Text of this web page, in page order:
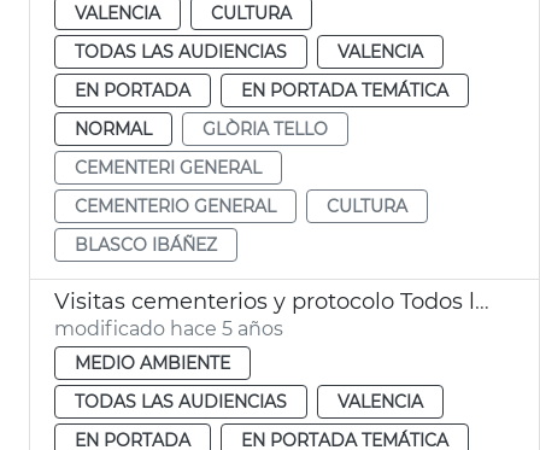
VALENCIA
CULTURA
TODAS LAS AUDIENCIAS
VALENCIA
EN PORTADA
EN PORTADA TEMÁTICA
NORMAL
GLÒRIA TELLO
CEMENTERI GENERAL
CEMENTERIO GENERAL
CULTURA
BLASCO IBÁÑEZ
Visitas cementerios y protocolo Todos los Santos
modificado hace 5 años
MEDIO AMBIENTE
TODAS LAS AUDIENCIAS
VALENCIA
EN PORTADA
EN PORTADA TEMÁTICA